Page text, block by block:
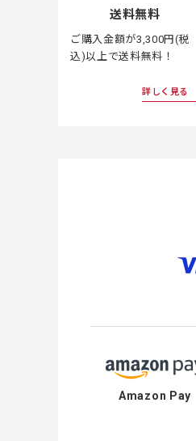
送料無料
ご購入金額が3,300円(税
込)以上で送料無料！
詳しく見る
Amazon Pay